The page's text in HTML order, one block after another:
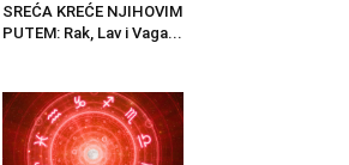
SREĆA KREĆE NJIHOVIM
PUTEM: Rak, Lav i Vaga...